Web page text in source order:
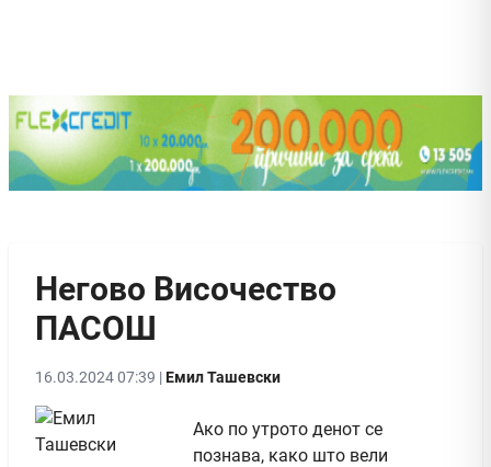
Негово Височество
ПАСОШ
16.03.2024 07:39 |Емил Ташевски
Ако по утрото денот се
познава, како што вели